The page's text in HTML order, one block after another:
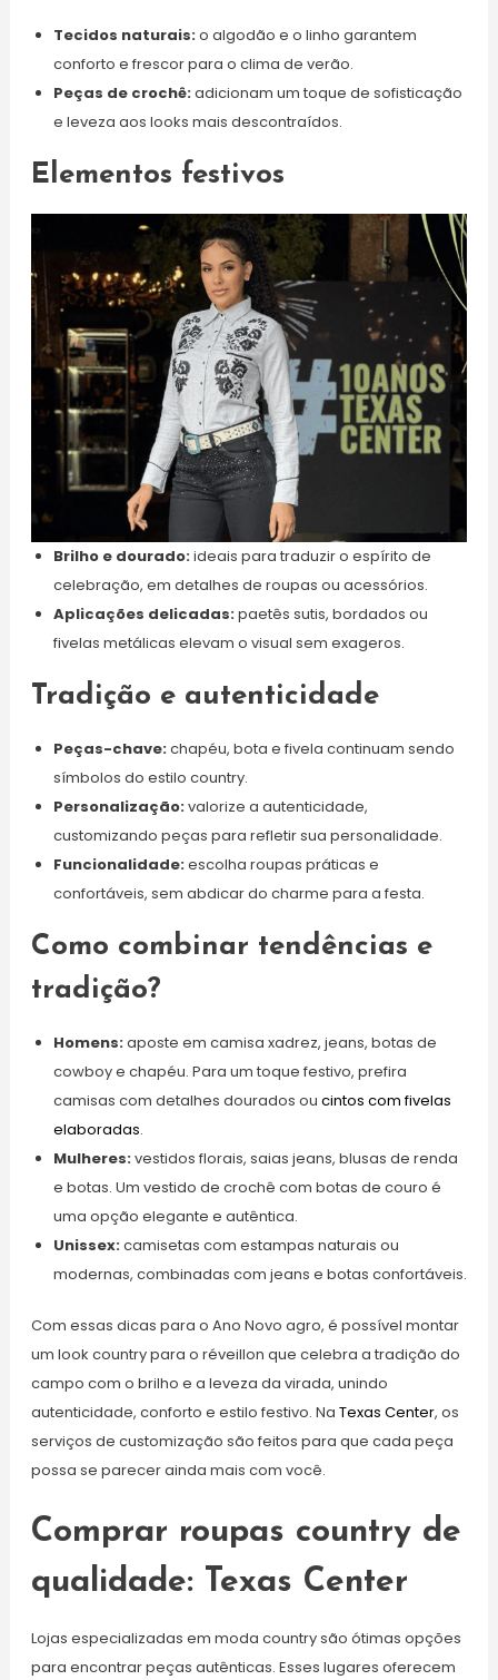
Tecidos naturais:o algodão e o linho garantem
conforto e frescor para o clima de verão.
Peças de crochê:adicionam um toque de sofisticação
e leveza aos looks mais descontraídos.
Elementos festivos
Brilho e dourado:ideais para traduzir o espírito de
celebração, em detalhes de roupas ou acessórios.
Aplicações delicadas:paetês sutis, bordados ou
fivelas metálicas elevam o visual sem exageros.
Tradição e autenticidade
Peças-chave:chapéu, bota e fivela continuam sendo
símbolos do estilo country.
Personalização:valorize a autenticidade,
customizando peças para refletir sua personalidade.
Funcionalidade:escolha roupas práticas e
confortáveis, sem abdicar do charme para a festa.
Como combinar tendências e
tradição?
Homens:aposte em camisa xadrez, jeans, botas de
cowboy e chapéu. Para um toque festivo, prefira
camisas com detalhes dourados ou cintos com fivelas
elaboradas.
Mulheres:vestidos florais, saias jeans, blusas de renda
e botas. Um vestido de crochê com botas de couro é
uma opção elegante e autêntica.
Unissex:camisetas com estampas naturais ou
modernas, combinadas com jeans e botas confortáveis.
Com essas dicas para o Ano Novo agro, é possível montar
um look country para o réveillon que celebra a tradição do
campo com o brilho e a leveza da virada, unindo
autenticidade, conforto e estilo festivo. Na Texas Center, os
serviços de customização são feitos para que cada peça
possa se parecer ainda mais com você.
Comprar roupas country de
qualidade: Texas Center
Lojas especializadas em moda country são ótimas opções
para encontrar peças autênticas. Esses lugares oferecem